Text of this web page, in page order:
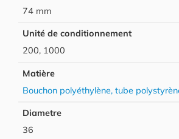
74 mm
Unité de conditionnement
200, 1000
Matière
Bouchon polyéthylène, tube
Diametre
36